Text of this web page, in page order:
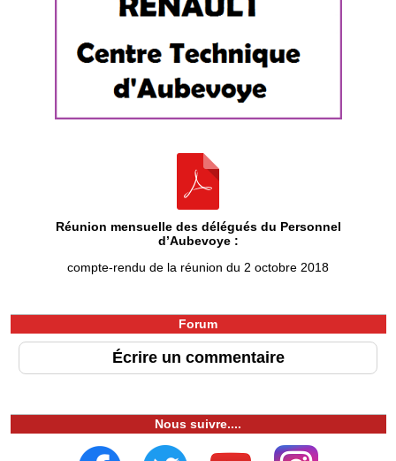
Réunion mensuelle des délégués du Personnel
d’Aubevoye :
compte-rendu de la réunion du 2 octobre 2018
Forum
Écrire un commentaire
Nous suivre....